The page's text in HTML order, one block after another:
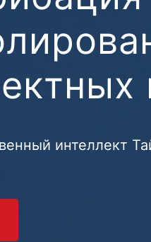
интеллект